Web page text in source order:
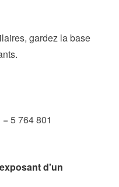
gardez la base
= 5 764 801
d'un